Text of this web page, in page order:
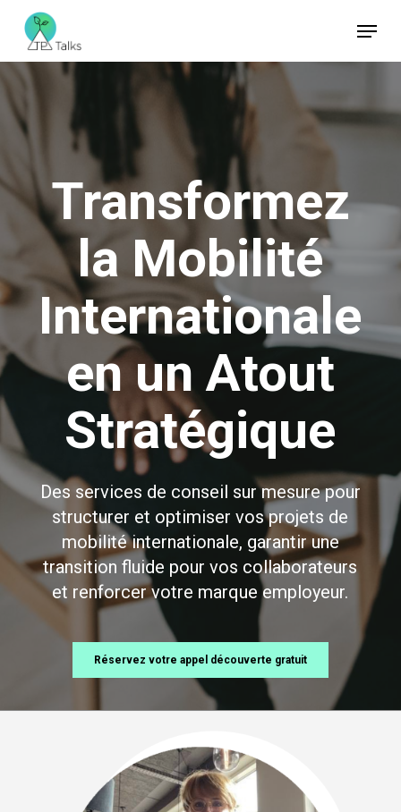
content
Menu
Transformez
la Mobilité
Internationale
en un Atout
Stratégique
Des services de conseil sur mesure pour
structurer et optimiser vos projets de
mobilité internationale, garantir une
transition fluide pour vos collaborateurs
et renforcer votre marque employeur.
Réservez votre appel découverte gratuit